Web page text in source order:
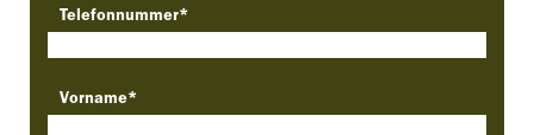
Telefonnummer*
Vorname*